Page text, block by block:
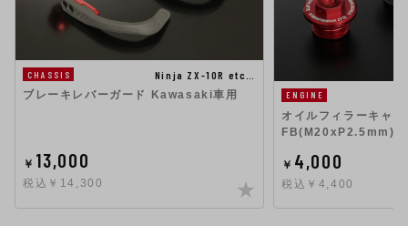
CHASSIS
Ninja ZX-10R etc…
ブレーキレバーガード Kawasaki車用
￥ 13,000
税込￥14,300
ENGINE
オイルフィラーキャ
FB(M20xP2.5mm)
￥ 4,000
税込￥4,400